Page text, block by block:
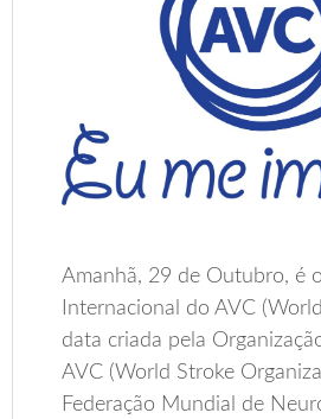
Amanhã, 29 de Outubro, é
Internacional do AVC
data criada pela
AVC (World Stroke
Federação Mundial de